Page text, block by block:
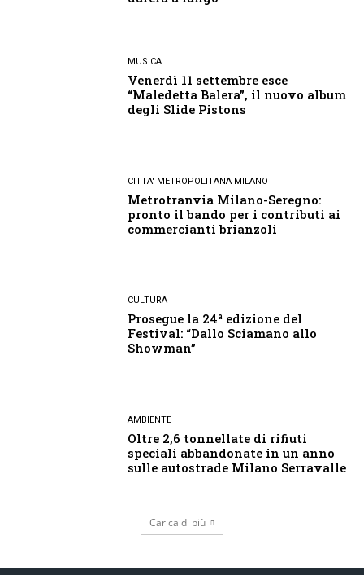
MUSICA
Venerdì 11 settembre esce
“Maledetta Balera”, il nuovo album
degli Slide Pistons
CITTA' METROPOLITANA MILANO
Metrotranvia Milano-Seregno:
pronto il bando per i contributi ai
commercianti brianzoli
CULTURA
Prosegue la 24ª edizione del
Festival: “Dallo Sciamano allo
Showman”
AMBIENTE
Oltre 2,6 tonnellate di rifiuti
speciali abbandonate in un anno
sulle autostrade Milano Serravalle
Carica di più